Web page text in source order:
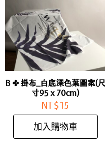
B ✤ 掛布_白底深色葉圖案(尺
寸95 x 70cm)
NT$ 15
加入購物車